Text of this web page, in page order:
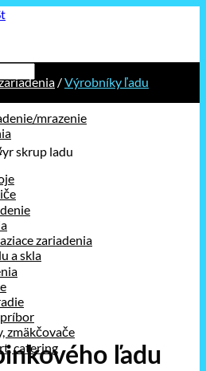
mrazenie
zariadenia
a skla
príbor
zmäkčovače
catering
/Výrobníky ľadu
ľadu